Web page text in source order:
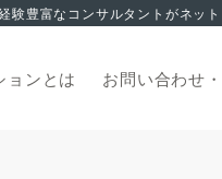
ョンとは お問い合わせ・